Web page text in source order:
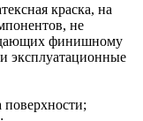
краска, на
не
финишному
эксплуатационные
поверхности;